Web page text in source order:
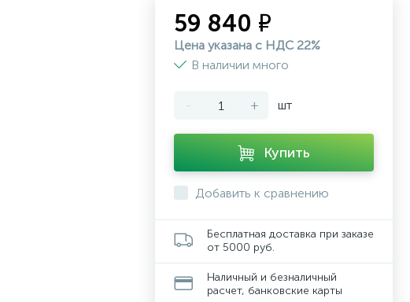
59 840 ₽
Цена указана с НДС 22%
В наличии много
- + шт
Купить
Добавить к сравнению
Бесплатная доставка при заказе
от 5000 руб.
Наличный и безналичный
расчет, банковские карты